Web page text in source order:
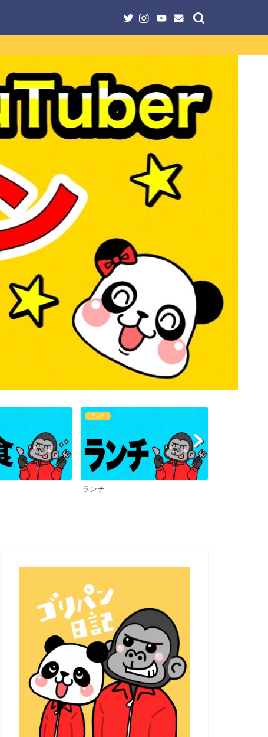
ランチ
ランチ